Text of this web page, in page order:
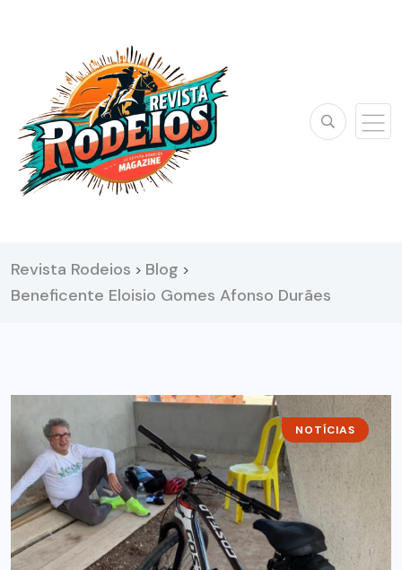
Revista Rodeios > Blog >
Beneficente Eloisio Gomes Afonso Durães
NOTÍCIAS